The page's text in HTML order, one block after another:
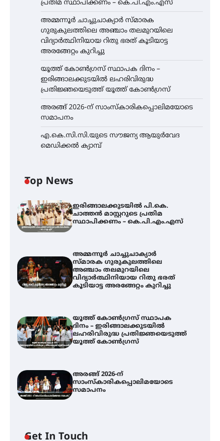
പ്രതിമ സ്ഥാപിക്കണം – കെ.പി.എം.എസ്
അമ്മന്നൂർ ചാച്ചുചാക്യാർ സ്മാരക
ഗുരുകുലത്തിലെ അഞ്ചാം തലമുറയിലെ
വിദ്യാർത്ഥിനിയായ റിതു ഭരത് കൂടിയാട്ട
അരങ്ങേറ്റം കുറിച്ചു
യൂത്ത് കോൺഗ്രസ്‌ സ്ഥാപക ദിനം –
ഇരിങ്ങാലക്കുടയിൽ ലഹരിവിരുദ്ധ
പ്രതിജ്ഞയെടുത്ത് യൂത്ത് കോൺഗ്രസ്
അരങ്ങ് 2026-ന് സാംസ്കാരികപ്പൊലിമയോടെ
സമാപനം
എ.കെ.സി.സി.യുടെ സൗജന്യ ആയുർവേദ
മെഡിക്കൽ ക്യാമ്പ്
Top News
ഇരിങ്ങാലക്കുടയിൽ പി.കെ.
ചാത്തൻ മാസ്റ്ററുടെ പ്രതിമ
സ്ഥാപിക്കണം – കെ.പി.എം.എസ്
അമ്മന്നൂർ ചാച്ചുചാക്യാർ
സ്മാരക ഗുരുകുലത്തിലെ
അഞ്ചാം തലമുറയിലെ
വിദ്യാർത്ഥിനിയായ റിതു ഭരത്
കൂടിയാട്ട അരങ്ങേറ്റം കുറിച്ചു
യൂത്ത് കോൺഗ്രസ്‌ സ്ഥാപക
ദിനം – ഇരിങ്ങാലക്കുടയിൽ
ലഹരിവിരുദ്ധ പ്രതിജ്ഞയെടുത്ത്
യൂത്ത് കോൺഗ്രസ്
അരങ്ങ് 2026-ന്
സാംസ്കാരികപ്പൊലിമയോടെ
സമാപനം
Get In Touch
കുറിച്ചു